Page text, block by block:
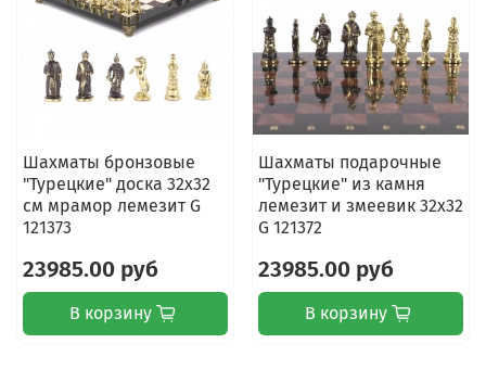
Шахматы бронзовые
"Турецкие" доска 32х32
см мрамор лемезит G
121373
23985.00 руб
В корзину
Шахматы подарочные
"Турецкие" из камня
лемезит и змеевик 32х32
G 121372
23985.00 руб
В корзину